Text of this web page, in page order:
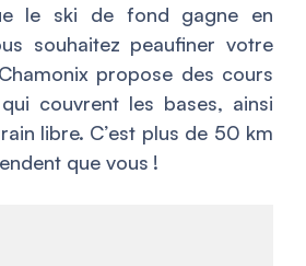
le ski de fond gagne en
souhaitez peaufiner votre
propose des cours
couvrent les bases, ainsi
libre. C’est plus de 50 km
que vous !